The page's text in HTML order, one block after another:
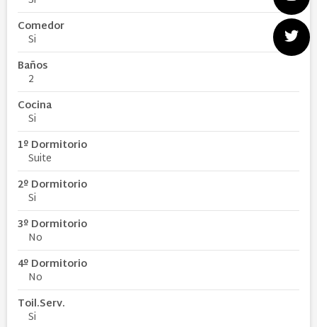
Comedor
Si
Baños
2
Cocina
Si
1º Dormitorio
Suite
2º Dormitorio
Si
3º Dormitorio
No
4º Dormitorio
No
Toil.Serv.
Si